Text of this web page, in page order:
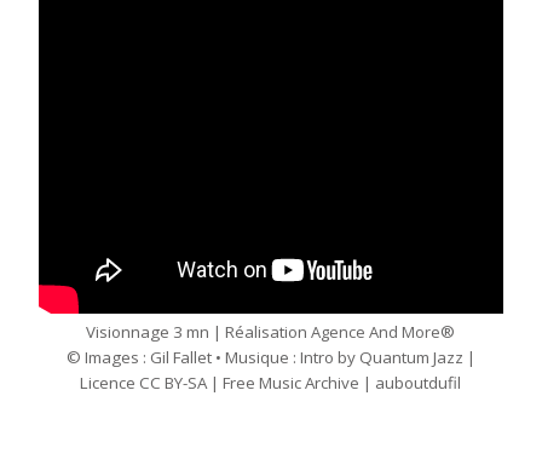
Visionnage 3 mn | RéalisationAgence And More®
© Images : Gil Fallet• Musique : Intro by Quantum Jazz |
Licence CC BY-SA | Free Music Archive | auboutdufil